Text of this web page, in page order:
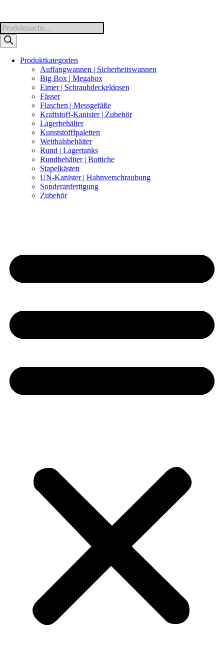
Products
search
Produktkategorien
Auffangwannen | Sicherheitswannen
Big Box | Megabox
Eimer | Schraubdeckeldosen
Fässer
Flaschen | Messgefäße
Kraftstoff-Kanister | Zubehör
Lagerbehälter
Kunststofffpaletten
Weithalsbehälter
Rund | Lagertanks
Rundbehälter | Bottiche
Stapelkästen
UN-Kanister | Hahnverschraubung
Sonderanfertigung
Zubehör